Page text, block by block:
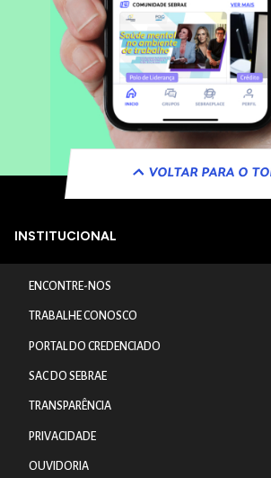
VOLTAR PARA O
INSTITUCIONAL
ENCONTRE-NOS
TRABALHE CONOSCO
PORTAL DO CREDENCIADO
SAC DO SEBRAE
TRANSPARÊNCIA
PRIVACIDADE
OUVIDORIA